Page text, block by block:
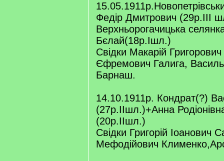
Федір Дмитрович (29р.ІІІ
Верхньорогачицька
Бєлай(18р.Ішл.)
Свідки Макарій Григорович
Єфремович Галига,
Барнаш.
14.10.1911р. Кондрат(?)
(27р.ІІшл.)+Анна
(20р.ІІшл.)
Свідки Григорій Іоанович
Мефодійович